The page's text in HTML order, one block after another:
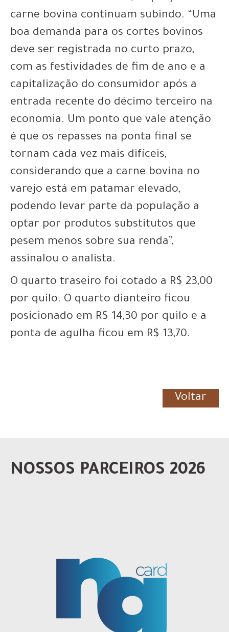
carne bovina continuam subindo. “Uma
boa demanda para os cortes bovinos
deve ser registrada no curto prazo,
com as festividades de fim de ano e a
capitalização do consumidor após a
entrada recente do décimo terceiro na
economia. Um ponto que vale atenção
é que os repasses na ponta final se
tornam cada vez mais difíceis,
considerando que a carne bovina no
varejo está em patamar elevado,
podendo levar parte da população a
optar por produtos substitutos que
pesem menos sobre sua renda”,
assinalou o analista.
O quarto traseiro foi cotado a R$ 23,00
por quilo. O quarto dianteiro ficou
posicionado em R$ 14,30 por quilo e a
ponta de agulha ficou em R$ 13,70.
Voltar
NOSSOS PARCEIROS 2026